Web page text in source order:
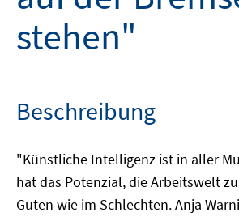
stehen"
Beschreibung
"Künstliche Intelligenz ist in aller
hat das Potenzial, die Arbeitswelt
Guten wie im Schlechten. Anja